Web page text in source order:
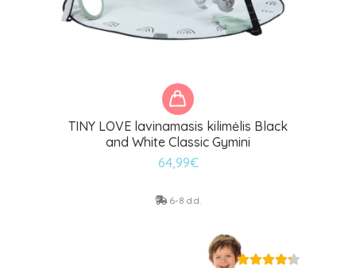
TINY LOVE lavinamasis kilimėlis Black
and White Classic Gymini
64,99€
6-8 d.d.